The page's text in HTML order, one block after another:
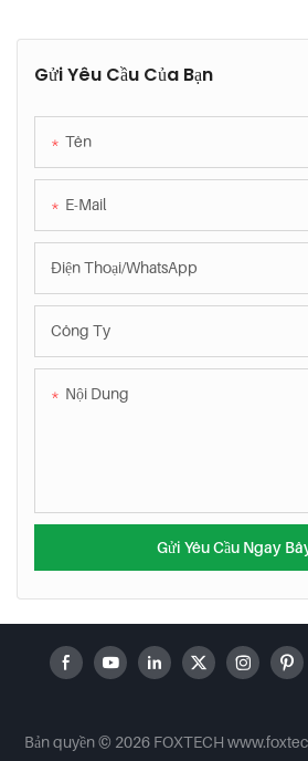
Gửi Yêu Cầu Của Bạn
Tên
E-Mail
Điện Thoại/WhatsApp
Công Ty
Nội Dung
Gửi Yêu Cầu Ngay
Bản quyền © 2026 FOXTECH